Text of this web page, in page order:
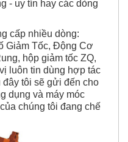
- uy tín hay các dòng
cấp nhiều dòng:
Giảm Tốc, Động Cơ
hộp giảm tốc ZQ,
luôn tin dùng hợp tác
đây tôi sẽ gửi đến cho
dụng và máy móc
chúng tôi đang chế